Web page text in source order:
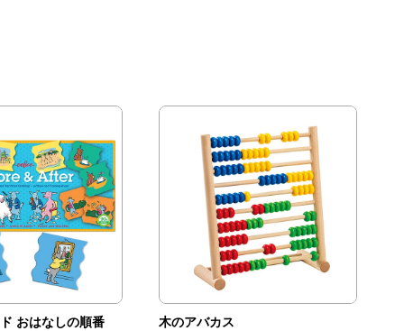
おはなしの順番 木のアバカス